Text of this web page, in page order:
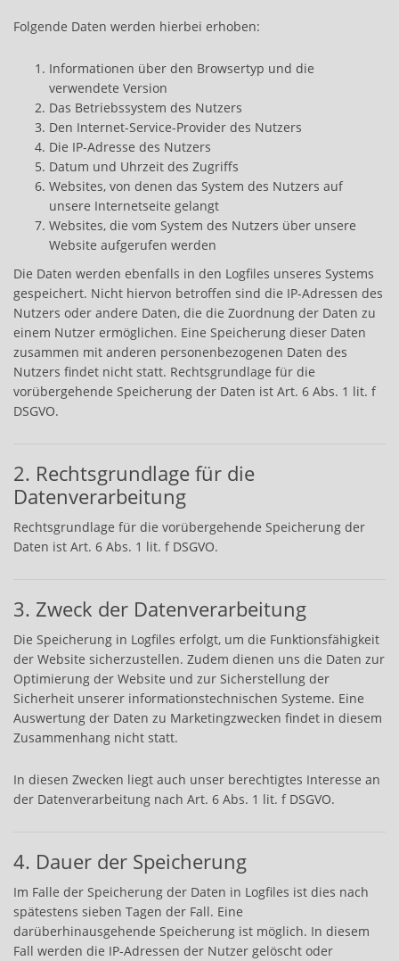
Folgende Daten werden hierbei erhoben:
Informationen über den Browsertyp und die
verwendete Version
Das Betriebssystem des Nutzers
Den Internet-Service-Provider des Nutzers
Die IP-Adresse des Nutzers
Datum und Uhrzeit des Zugriffs
Websites, von denen das System des Nutzers auf
unsere Internetseite gelangt
Websites, die vom System des Nutzers über unsere
Website aufgerufen werden
Die Daten werden ebenfalls in den Logfiles unseres Systems
gespeichert. Nicht hiervon betroffen sind die IP-Adressen des
Nutzers oder andere Daten, die die Zuordnung der Daten zu
einem Nutzer ermöglichen. Eine Speicherung dieser Daten
zusammen mit anderen personenbezogenen Daten des
Nutzers findet nicht statt. Rechtsgrundlage für die
vorübergehende Speicherung der Daten ist Art. 6 Abs. 1 lit. f
DSGVO.
2. Rechtsgrundlage für die
Datenverarbeitung
Rechtsgrundlage für die vorübergehende Speicherung der
Daten ist Art. 6 Abs. 1 lit. f DSGVO.
3. Zweck der Datenverarbeitung
Die Speicherung in Logfiles erfolgt, um die Funktionsfähigkeit
der Website sicherzustellen. Zudem dienen uns die Daten zur
Optimierung der Website und zur Sicherstellung der
Sicherheit unserer informationstechnischen Systeme. Eine
Auswertung der Daten zu Marketingzwecken findet in diesem
Zusammenhang nicht statt.
In diesen Zwecken liegt auch unser berechtigtes Interesse an
der Datenverarbeitung nach Art. 6 Abs. 1 lit. f DSGVO.
4. Dauer der Speicherung
Im Falle der Speicherung der Daten in Logfiles ist dies nach
spätestens sieben Tagen der Fall. Eine
darüberhinausgehende Speicherung ist möglich. In diesem
Fall werden die IP-Adressen der Nutzer gelöscht oder